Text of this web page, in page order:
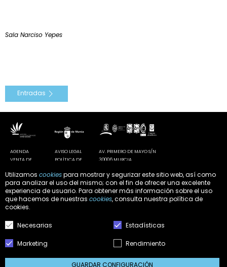
Sala Narciso Yepes
Entradas
AGENDA
VENTA DE
CONTACTO
NOTICIAS
DOCUMENTACIÓN
Y
NORMATIVA
AVISO LEGAL
POLÍTICA DE
POLÍTICA DE
COOKIES
CONFIGURAR
COOKIES
AUDITORIO Y CENTRO DE CONGRESOS
CENDEAC
AV. PRIMERO DE MAYO S/N
30006 MURCIA
T. 968 34 10 60
Utilizamos cookiespara mostrar y segurizar este sitio web, así como
para analizar el uso del mismo; con el fin de ofrecer una excelente
experiencia de usuario. Para obtener más información sobre el uso
que hacemos de nuestras cookies, consulta nuestra política de
cookies.
Necesarias Estadísticas
Marketing Rendimiento
GUARDAR CONFIGURACIÓN